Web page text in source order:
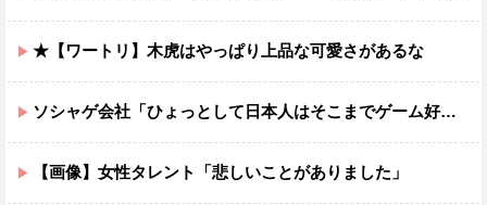
★【ワートリ】木虎はやっぱり上品な可愛さがあるな
ソシャゲ会社「ひょっとして日本人はそこまでゲーム好きではないのでは…？」
【画像】女性タレント「悲しいことがありました」